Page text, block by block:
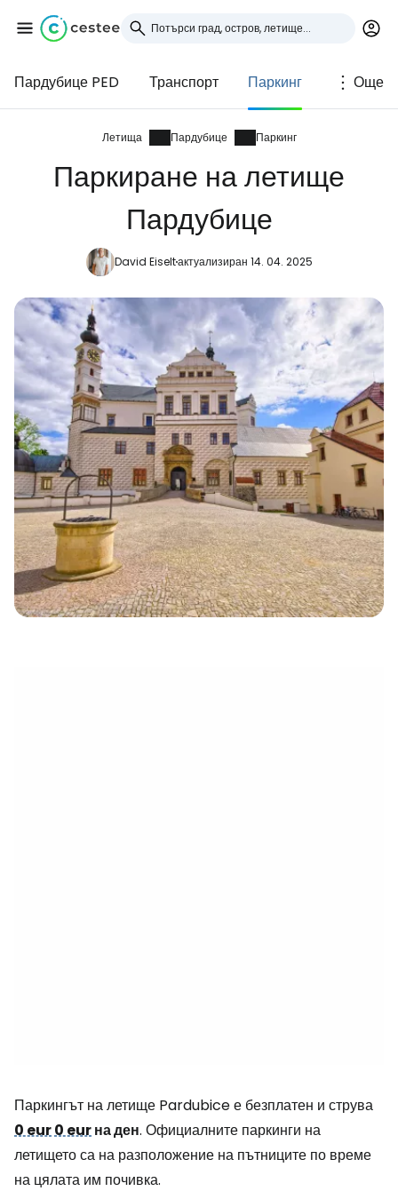
Пардубице PED Транспорт Паркинг Още
Летища Пардубице Паркинг
Паркиране на летище
Пардубице
David Eiseltактуализиран 14. 04. 2025
Паркингът на летище Pardubice е безплатен и струва
0 eur0 eurна ден. Официалните паркинги на
летището са на разположение на пътниците по време
на цялата им почивка.
Влезте в Cestee
... световната общност на туристите
Продължете с Google
Продължете с Facebook
Продължете с имейл